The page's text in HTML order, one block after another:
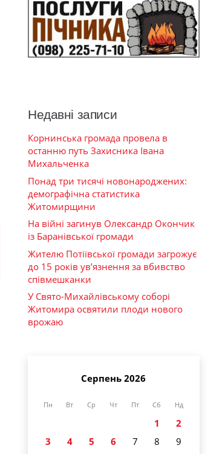
Недавні записи
Корнинська громада провела в
останню путь Захисника Івана
Михальченка
Понад три тисячі новонароджених:
демографічна статистика
Житомирщини
На війні загинув Олександр Окончик
із Баранівської громади
Жителю Потіївської громади загрожує
до 15 років ув’язнення за вбивство
співмешканки
У Свято-Михайлівському соборі
Житомира освятили плоди нового
врожаю
Серпень 2026
Пн Вт Ср Чт Пт Сб Нд
1
2
3
4 5 6 7 8
9